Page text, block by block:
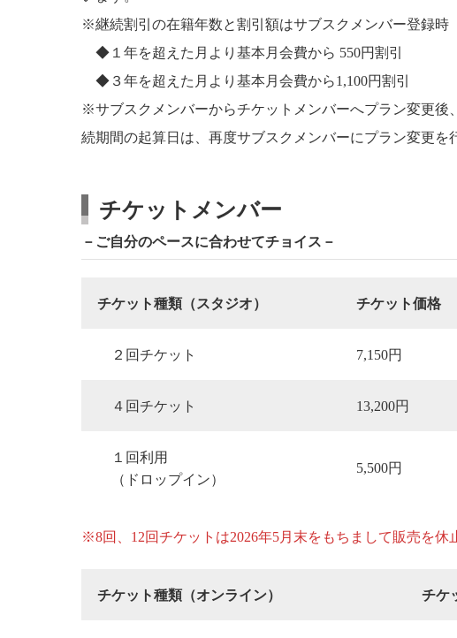
※継続割引の在籍年数と割引額はサブスクメンバー登録時
◆１年を超えた月より基本月会費から 550円割引
◆３年を超えた月より基本月会費から1,100円割引
※サブスクメンバーからチケットメンバーへプラン変更
続期間の起算日は、再度サブスクメンバーにプラン変更を
チケットメンバー
－ご自分のペースに合わせてチョイス－
チケット種類 （スタジオ） チケット価格
２回チケット 7,150円
４回チケット 13,200円
１回利用
（ドロップイン）
5,500円
※8回、12回チケットは2026年5月末をもちまして販売を休
チケット種類 （オンライン） チケ